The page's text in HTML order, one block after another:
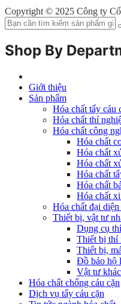
Copyright © 2025 Công ty
Shop By
Giới thiệu
Sản phẩm
Hóa chất tẩy cáu
Hóa chất thí
Hóa chất công
Hóa chất
Hóa chất
Hóa chất
Hóa chất
Hóa chất
Hóa chất
Hóa chất đại
Thiết bị, vật tư
Dụng cụ
Thiết bị thí
Thiết bị,
Đồ bảo hộ
Vật tư khác
Hóa chất chống cáu cặn
Dịch vụ tẩy cáu cặn